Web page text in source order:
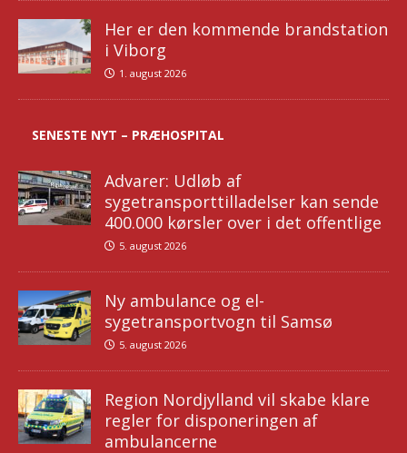
Her er den kommende brandstation
i Viborg
1. august 2026
SENESTE NYT – PRÆHOSPITAL
Advarer: Udløb af
sygetransporttilladelser kan sende
400.000 kørsler over i det offentlige
5. august 2026
Ny ambulance og el-
sygetransportvogn til Samsø
5. august 2026
Region Nordjylland vil skabe klare
regler for disponeringen af
ambulancerne